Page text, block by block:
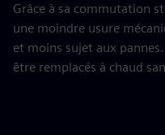
Grâce à sa commutation
une moindre usure
et moins sujet aux
être remplacés à chaud